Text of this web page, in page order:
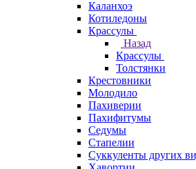
Каланхоэ
Котиледоны
Крассулы
Назад
Крассулы
Толстянки
Крестовники
Молодило
Пахиверии
Пахифитумы
Седумы
Стапелии
Суккуленты других